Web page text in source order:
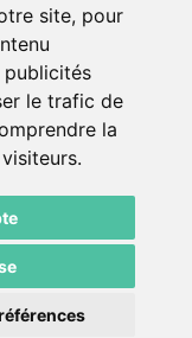
site, pour
publicités
le trafic de
la